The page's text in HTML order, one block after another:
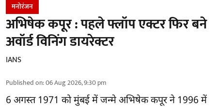
मनोरंजन
अभिषेक कपूर : पहले फ्लॉप एक्टर फिर बने
अवॉर्ड विनिंग डायरेक्टर
IANS
Published on:06 Aug 2026, 9:30 pm
6 अगस्त 1971 को मुंबई में जन्मे अभिषेक कपूर ने 1996 में